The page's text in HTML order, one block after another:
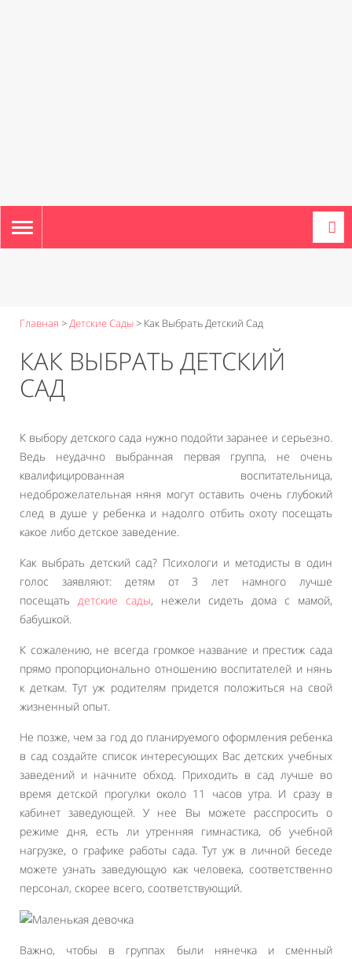
TOGGLE
NAVIGATION
Главная >Детские Сады> Как Выбрать Детский Сад
КАК ВЫБРАТЬ ДЕТСКИЙ
САД
К выбору детского сада нужно подойти заранее и серьезно.
Ведь неудачно выбранная первая группа, не очень
квалифицированная воспитательница,
недоброжелательная няня могут оставить очень глубокий
след в душе у ребенка и надолго отбить охоту посещать
какое либо детское заведение.
Как выбрать детский сад? Психологи и методисты в один
голос заявляют: детям от 3 лет намного лучше
посещать детские сады, нежели сидеть дома с мамой,
бабушкой.
К сожалению, не всегда громкое название и престиж сада
прямо пропорционально отношению воспитателей и нянь
к деткам. Тут уж родителям придется положиться на свой
жизненный опыт.
Не позже, чем за год до планируемого оформления ребенка
в сад создайте список интересующих Вас детских учебных
заведений и начните обход. Приходить в сад лучше во
время детской прогулки около 11 часов утра. И сразу в
кабинет заведующей. У нее Вы можете расспросить о
режиме дня, есть ли утренняя гимнастика, об учебной
нагрузке, о графике работы сада. Тут уж в личной беседе
можете узнать заведующую как человека, соответственно
персонал, скорее всего, соответствующий.
Важно, чтобы в группах были нянечка и сменный